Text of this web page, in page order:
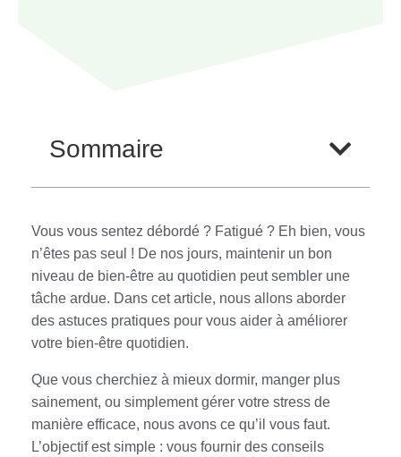
Sommaire
Vous vous sentez débordé ? Fatigué ? Eh bien, vous
n’êtes pas seul ! De nos jours, maintenir un bon
niveau de bien-être au quotidien peut sembler une
tâche ardue. Dans cet article, nous allons aborder
des astuces pratiques pour vous aider à améliorer
votre bien-être quotidien.
Que vous cherchiez à mieux dormir, manger plus
sainement, ou simplement gérer votre stress de
manière efficace, nous avons ce qu’il vous faut.
L’objectif est simple : vous fournir des conseils